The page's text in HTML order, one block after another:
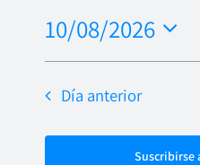
10/08/2026
Seleccionar
fecha.
Día anterior
Suscribirse